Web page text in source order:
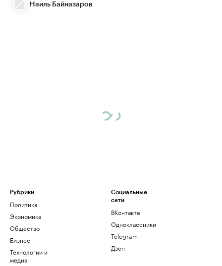
Наиль Байназаров
Рубрики
Политика
Экономика
Общество
Бизнес
Технологии и
медиа
Социальные
сети
ВКонтакте
Одноклассники
Telegram
Дзен